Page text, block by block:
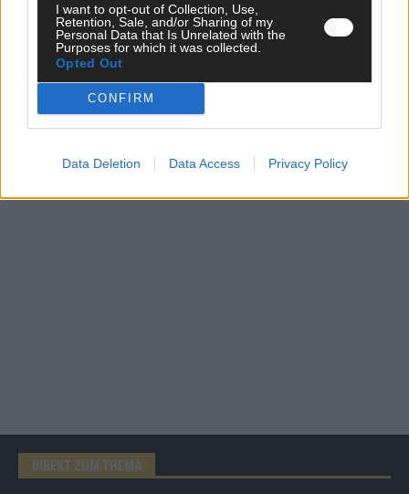
I want to opt-out of Collection, Use,
Retention, Sale, and/or Sharing of my
Personal Data that Is Unrelated with the
Purposes for which it was collected.
Opted Out
CONFIRM
Data Deletion Data Access Privacy Policy
CHECK UNS AUF FACEBOOK
DIREKT ZUM THEMA